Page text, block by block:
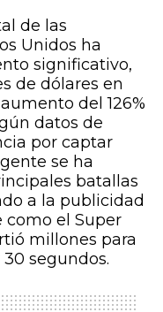
de las
Unidos ha
significativo,
de dólares en
del 126%
datos de
por captar
se ha
batallas
a la publicidad
como el Super
millones para
segundos.